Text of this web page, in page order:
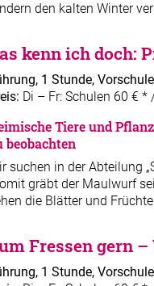
den kalten Winter
kenn ich doch:
1 Stunde, Vorschule
Di – Fr: Schulen 60 €
Tiere und
beobachten
suchen in der Abteilung
gräbt der Maulwurf
die Blätter und
Fressen gern
1 Stunde, Vorschule